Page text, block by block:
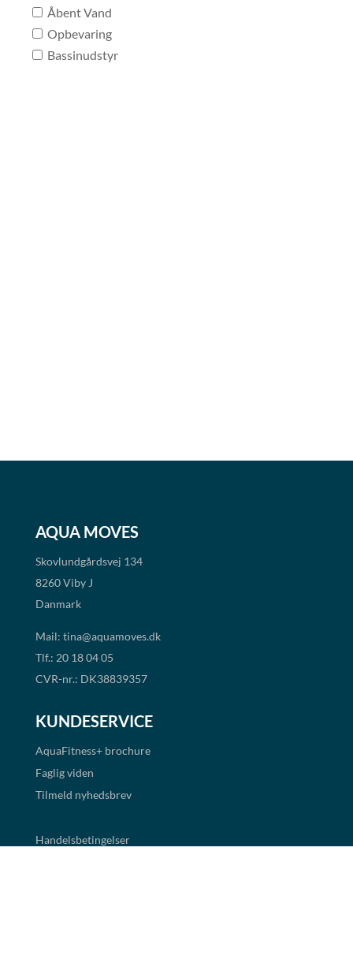
Åbent Vand
Opbevaring
Bassinudstyr
AQUA MOVES
Skovlundgårdsvej 134
8260 Viby J
Danmark
Mail: tina@aquamoves.dk
Tlf.: 20 18 04 05
CVR-nr.: DK38839357
KUNDESERVICE
AquaFitness+ brochure
Faglig viden
Tilmeld nyhedsbrev
Handelsbetingelser